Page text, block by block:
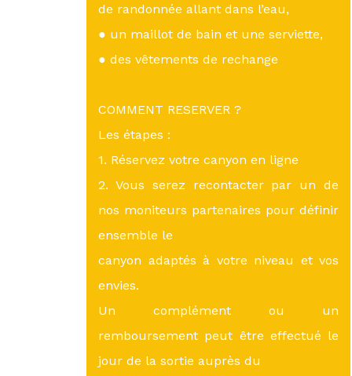
de randonnée allant dans l’eau,
● un maillot de bain et une serviette,
● des vêtements de rechange
COMMENT RESERVER ?
Les étapes :
1. Réservez votre canyon en ligne
2. Vous serez recontacter par un de
nos moniteurs partenaires pour définir
ensemble le
canyon adaptés à votre niveau et vos
envies.
Un complément ou un
remboursement peut être effectué le
jour de la sortie auprès du